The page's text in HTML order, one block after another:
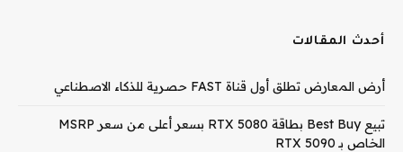
أحدث المقالات
أرض المعارض تطلق أول قناة FAST حصرية للذكاء الاصطناعي
تبيع Best Buy بطاقة RTX 5080 بسعر أعلى من سعر MSRP
الخاص بـ RTX 5090